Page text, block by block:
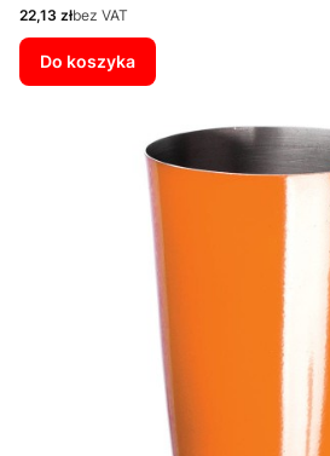
Cena
22,13 złbez VAT
Do koszyka